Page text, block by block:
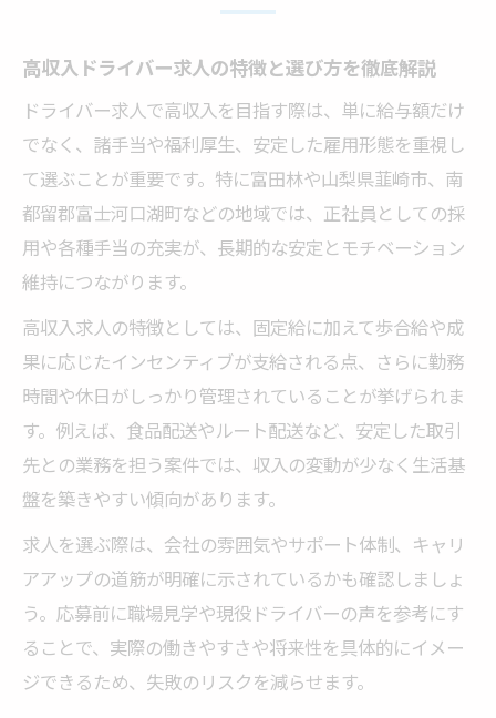
高収入ドライバー求人の特徴と選び方を徹底解説
ドライバー求人で高収入を目指す際は、単に給与額だけ
でなく、諸手当や福利厚生、安定した雇用形態を重視し
て選ぶことが重要です。特に富田林や山梨県韮崎市、南
都留郡富士河口湖町などの地域では、正社員としての採
用や各種手当の充実が、長期的な安定とモチベーション
維持につながります。
高収入求人の特徴としては、固定給に加えて歩合給や成
果に応じたインセンティブが支給される点、さらに勤務
時間や休日がしっかり管理されていることが挙げられま
す。例えば、食品配送やルート配送など、安定した取引
先との業務を担う案件では、収入の変動が少なく生活基
盤を築きやすい傾向があります。
求人を選ぶ際は、会社の雰囲気やサポート体制、キャリ
アアップの道筋が明確に示されているかも確認しましょ
う。応募前に職場見学や現役ドライバーの声を参考にす
ることで、実際の働きやすさや将来性を具体的にイメー
ジできるため、失敗のリスクを減らせます。